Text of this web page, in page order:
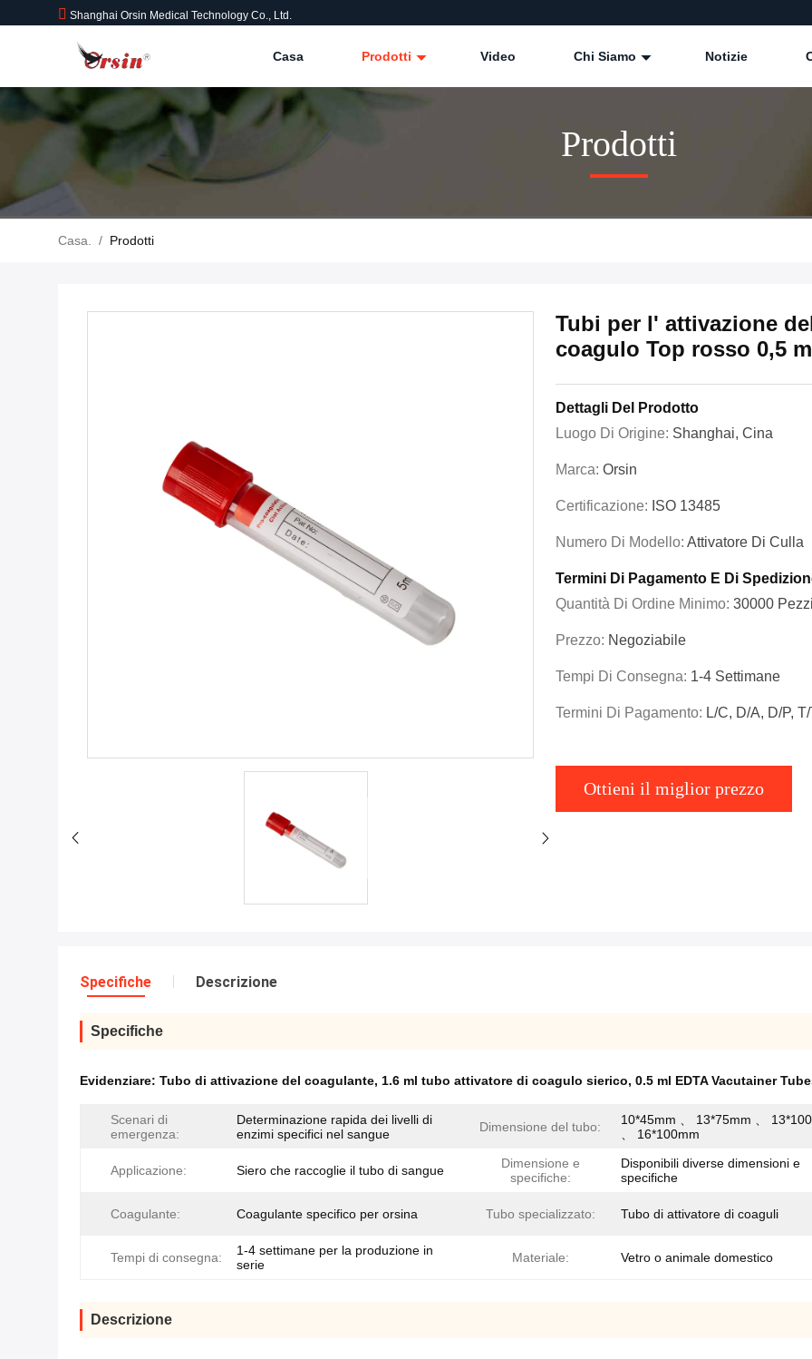
Shanghai Orsin Medical Technology Co., Ltd.
Casa Prodotti Video Chi Siamo Notizie
Prodotti
Casa. / Prodotti
Tubi per l' attivazione
coagulo Top rosso 0,5
Dettagli Del Prodotto
Luogo Di Origine: Shanghai, Cina
Marca: Orsin
Certificazione: ISO 13485
Numero Di Modello: Attivatore Di Culla
Termini Di Pagamento E Di
Quantità Di Ordine Minimo: 30000 Pezzi
Prezzo: Negoziabile
Tempi Di Consegna: 1-4 Settimane
Termini Di Pagamento: L/C, D/A, D/P,
Ottieni il miglior prezzo
Specifiche Descrizione
Specifiche
Evidenziare: Tubo di attivazione del coagulante, 1.6 ml tubo attivatore di coagulo sierico, 0.5 ml EDTA Vacutainer
Scenari di
emergenza:
Determinazione rapida dei livelli di
enzimi specifici nel sangue
Dimensione del tubo:
10*45mm 、 13*75mm 、
、 16*100mm
Applicazione: Siero che raccoglie il tubo di sangue
Dimensione e
specifiche:
Disponibili diverse dimensioni e
specifiche
Coagulante: Coagulante specifico per orsina Tubo specializzato: Tubo di attivatore di coaguli
Tempi di consegna:
1-4 settimane per la produzione in
serie
Materiale: Vetro o animale domestico
Descrizione